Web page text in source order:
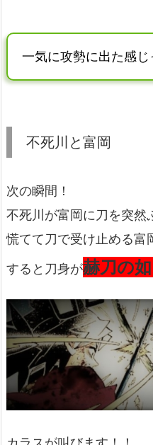
一気に攻勢に出た感じ
不死川と富岡
次の瞬間！
不死川が富岡に刀を突然
慌てて刀で受け止める富
すると刀身が赫刀の